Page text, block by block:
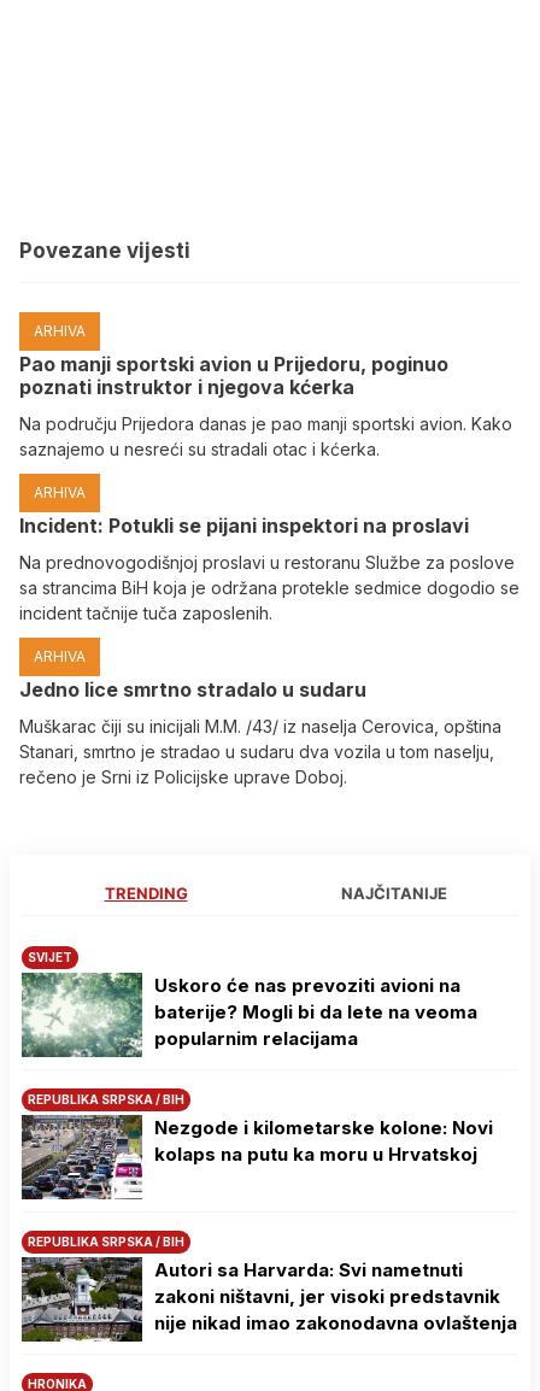
Povezane vijesti
ARHIVA
Pao manji sportski avion u Prijedoru, poginuo
poznati instruktor i njegova kćerka
Na području Prijedora danas je pao manji sportski avion. Kako
saznajemo u nesreći su stradali otac i kćerka.
ARHIVA
Incident: Potukli se pijani inspektori na proslavi
Na prednovogodišnjoj proslavi u restoranu Službe za poslove
sa strancima BiH koja je održana protekle sedmice dogodio se
incident tačnije tuča zaposlenih.
ARHIVA
Јedno lice smrtno stradalo u sudaru
Muškarac čiji su inicijali M.M. /43/ iz naselja Cerovica, opština
Stanari, smrtno je stradao u sudaru dva vozila u tom naselju,
rečeno je Srni iz Policijske uprave Doboj.
TRENDING NAJČITANIJE
SVIJET
Uskoro će nas prevoziti avioni na
baterije? Mogli bi da lete na veoma
popularnim relacijama
REPUBLIKA SRPSKA / BIH
Nezgode i kilometarske kolone: Novi
kolaps na putu ka moru u Hrvatskoj
REPUBLIKA SRPSKA / BIH
Autori sa Harvarda: Svi nametnuti
zakoni ništavni, jer visoki predstavnik
nije nikad imao zakonodavna ovlaštenja
HRONIKA